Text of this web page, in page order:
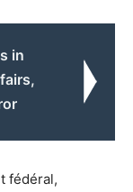
in
fédéral,